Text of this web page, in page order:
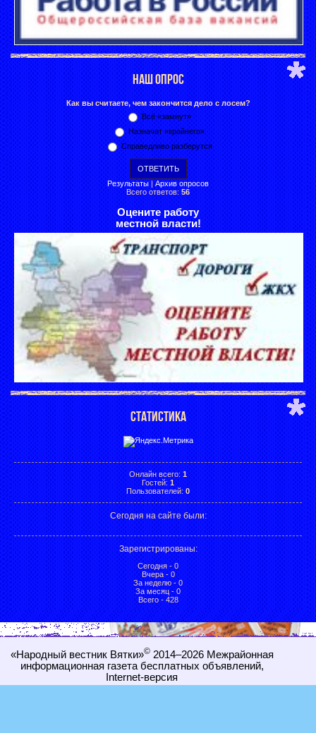
НАШ ОПРОС
Как вы считаете, чем закончится дело с лосем?
Всё «замнут»
Назначат «крайнего»
Справедливо разберутся
Результаты | Архив опросов
Всего ответов: 56
Оцените работу
местной власти!
СТАТИСТИКА
Онлайн всего: 1
Гостей: 1
Пользователей: 0
Сегодня на сайте были:
Зарегистрированы:
Сегодня - 0
Вчера - 0
За неделю - 0
За месяц - 0
Всего - 428
«Народный вестник Вятки»©2014–2026 Межрайонная
информационная газета бесплатных объявлений,
Internet-версия